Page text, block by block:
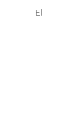
El